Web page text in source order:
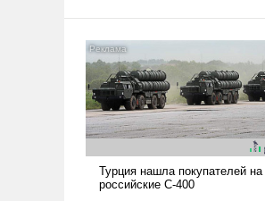
слабым, идти вперед и
адаптироваться.